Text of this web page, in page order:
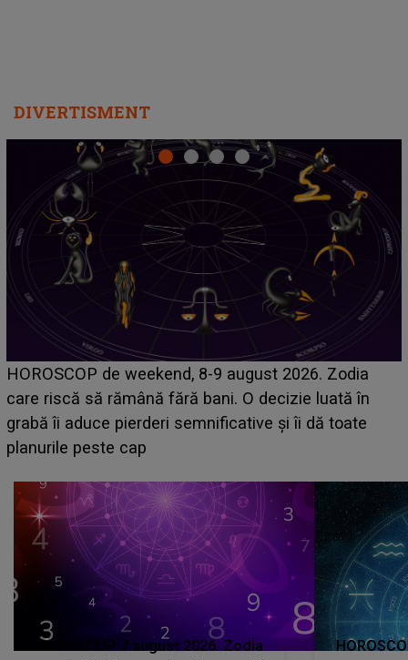
DIVERTISMENT
Emanuel a ținut ACEST DETALIU ASCUNS până
acum! În fața Alexandrei, concurentul din Casa Iubirii
face o MĂRTURISIRE NEAȘTEPTATĂ despre mama
sa: "I-am spus și ei în față, eu nu te iubesc pentru
HOROSCOP 7 august 2026. Zodia